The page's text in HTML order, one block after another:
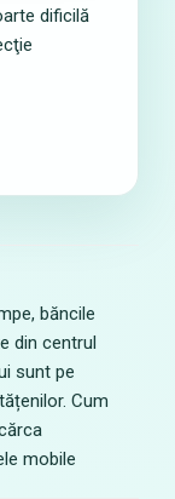
dificilă
băncile
din centrul
sunt pe
Cum
mobile